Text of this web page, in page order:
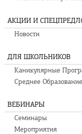
АКЦИИ И
Новости
ДЛЯ ШКОЛЬНИКОВ
Каникулярные
Среднее Образование
ВЕБИНАРЫ
Семинары
Мероприятия